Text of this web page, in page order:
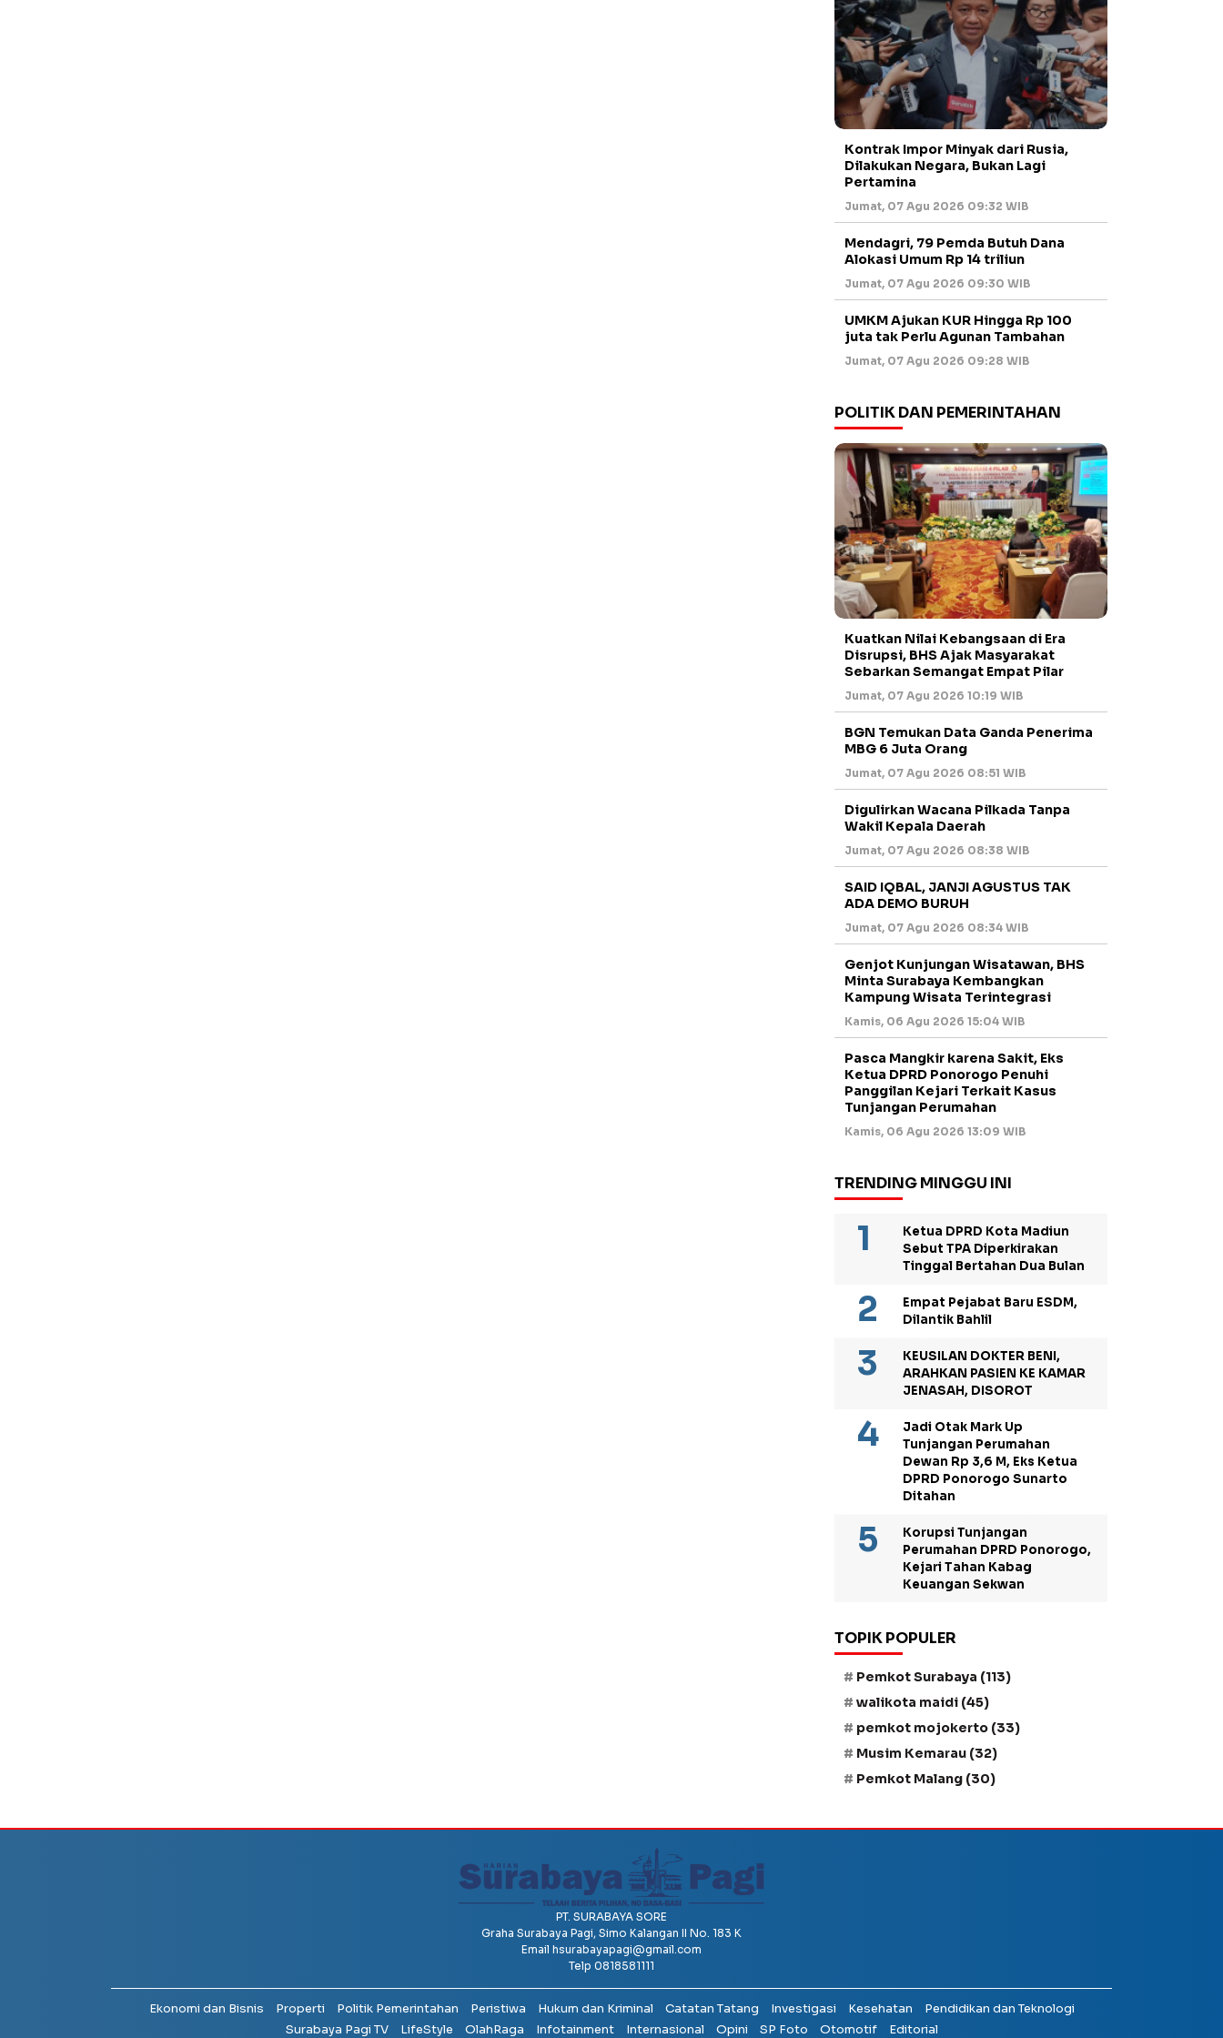
Kontrak Impor Minyak dari Rusia,
Dilakukan Negara, Bukan Lagi
Pertamina
Jumat, 07 Agu 2026 09:32 WIB
Mendagri, 79 Pemda Butuh Dana
Alokasi Umum Rp 14 triliun
Jumat, 07 Agu 2026 09:30 WIB
UMKM Ajukan KUR Hingga Rp 100
juta tak Perlu Agunan Tambahan
Jumat, 07 Agu 2026 09:28 WIB
POLITIK DAN PEMERINTAHAN
Kuatkan Nilai Kebangsaan di Era
Disrupsi, BHS Ajak Masyarakat
Sebarkan Semangat Empat Pilar
Jumat, 07 Agu 2026 10:19 WIB
BGN Temukan Data Ganda Penerima
MBG 6 Juta Orang
Jumat, 07 Agu 2026 08:51 WIB
Digulirkan Wacana Pilkada Tanpa
Wakil Kepala Daerah
Jumat, 07 Agu 2026 08:38 WIB
SAID IQBAL, JANJI AGUSTUS TAK
ADA DEMO BURUH
Jumat, 07 Agu 2026 08:34 WIB
Genjot Kunjungan Wisatawan, BHS
Minta Surabaya Kembangkan
Kampung Wisata Terintegrasi
Kamis, 06 Agu 2026 15:04 WIB
Pasca Mangkir karena Sakit, Eks
Ketua DPRD Ponorogo Penuhi
Panggilan Kejari Terkait Kasus
Tunjangan Perumahan
Kamis, 06 Agu 2026 13:09 WIB
TRENDING MINGGU INI
Ketua DPRD Kota Madiun
Sebut TPA Diperkirakan
Tinggal Bertahan Dua Bulan
Empat Pejabat Baru ESDM,
Dilantik Bahlil
KEUSILAN DOKTER BENI,
ARAHKAN PASIEN KE KAMAR
JENASAH, DISOROT
Jadi Otak Mark Up
Tunjangan Perumahan
Dewan Rp 3,6 M, Eks Ketua
DPRD Ponorogo Sunarto
Ditahan
Korupsi Tunjangan
Perumahan DPRD Ponorogo,
Kejari Tahan Kabag
Keuangan Sekwan
TOPIK POPULER
Pemkot Surabaya (113)
walikota maidi (45)
pemkot mojokerto (33)
Musim Kemarau (32)
Pemkot Malang (30)
PT. SURABAYA SORE
Graha Surabaya Pagi, Simo Kalangan II No. 183 K
Email hsurabayapagi@gmail.com
Telp 0818581111
Ekonomi dan Bisnis Properti Politik Pemerintahan Peristiwa Hukum dan Kriminal Catatan Tatang Investigasi Kesehatan
Pendidikan dan Teknologi
Surabaya Pagi TV
LifeStyle OlahRaga Infotainment Internasional Opini SP Foto Otomotif Editorial